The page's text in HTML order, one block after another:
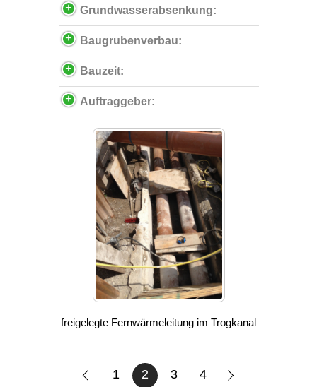
Grundwasserabsenkung:
Baugrubenverbau:
Bauzeit:
Auftraggeber:
freigelegte Fernwärmeleitung im Trogkanal
1 2 3 4